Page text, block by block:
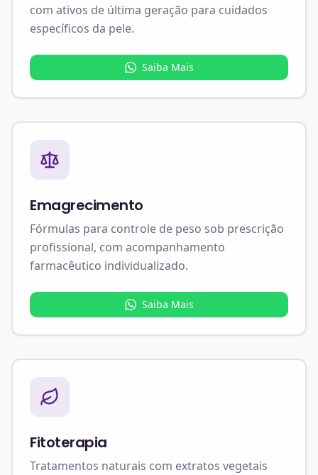
com ativos de última geração para cuidados
específicos da pele.
Saiba Mais
Emagrecimento
Fórmulas para controle de peso sob prescrição
profissional, com acompanhamento
farmacêutico individualizado.
Saiba Mais
Fitoterapia
Tratamentos naturais com extratos vegetais